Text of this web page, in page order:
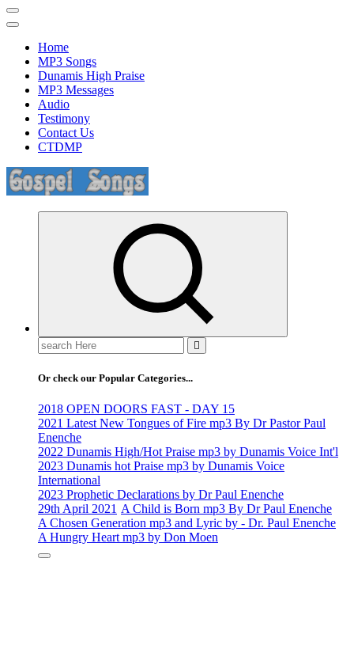
Home
MP3 Songs
Dunamis High Praise
MP3 Messages
Audio
Testimony
Contact Us
CTDMP
Life Changing And Soul Lifting Gospel Songs And Messages
Search
for:
Or check our Popular Categories...
2018 OPEN DOORS FAST - DAY 15
2021 Latest New Tongues of Fire mp3 By Dr Pastor Paul
Enenche
2022 Dunamis High/Hot Praise mp3 by Dunamis Voice Int'l
2023 Dunamis hot Praise mp3 by Dunamis Voice
International
2023 Prophetic Declarations by Dr Paul Enenche
29th April 2021 A Child is Born mp3 By Dr Paul Enenche
A Chosen Generation mp3 and Lyric by - Dr. Paul Enenche
A Hungry Heart mp3 by Don Moen